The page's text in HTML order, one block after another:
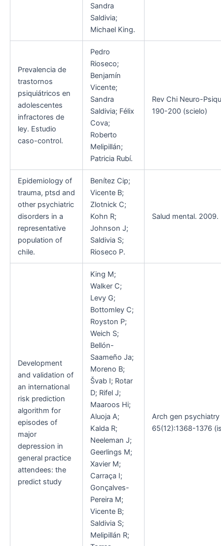
Sandra
Saldivia;
Michael King.
Prevalencia de
trastornos
psiquiátricos en
adolescentes
infractores de
ley. Estudio
caso-control.
Pedro
Rioseco;
Benjamín
Vicente;
Sandra
Saldivia; Félix
Cova;
Roberto
Melipillán;
Patricia Rubí.
Rev Chi Neuro-
190-200 (scielo)
Epidemiology of
trauma, ptsd and
other psychiatric
disorders in a
representative
population of
chile.
Benítez Cip;
Vicente B;
Zlotnick C;
Kohn R;
Johnson J;
Saldivia S;
Rioseco P.
Salud mental.
Development
and validation of
an international
risk prediction
algorithm for
episodes of
major
depression in
general practice
attendees: the
predict study
King M;
Walker C;
Levy G;
Bottomley C;
Royston P;
Weich S;
Bellón-
Saameño Ja;
Moreno B;
Švab I; Rotar
D; Rifel J;
Maaroos Hi;
Aluoja A;
Kalda R;
Neeleman J;
Geerlings M;
Xavier M;
Carraça I;
Gonçalves-
Pereira M;
Vicente B;
Saldivia S;
Melipillán R;
Arch gen
65(12):1368-1376